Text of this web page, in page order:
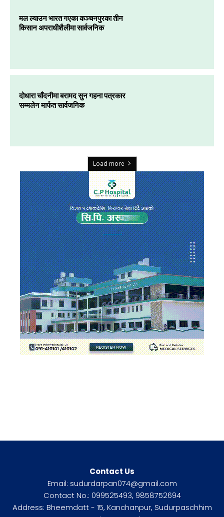
मल ल्याउन भारत गएका कञ्चनपुरका तीन
किसान अपराधीशैलीमा सार्वजनिक
दोधारा चाँदनीमा बरामद सुन गहना पत्रकार
सम्मलेन मार्फत सार्वजनिक
Load more
Contact Us
Email: sudurdarpan074@gmail.com
Contact No.: 099525493, 9858752694
Address: Bheemdatt - 15, Kanchanpur, Sudurpaschhim